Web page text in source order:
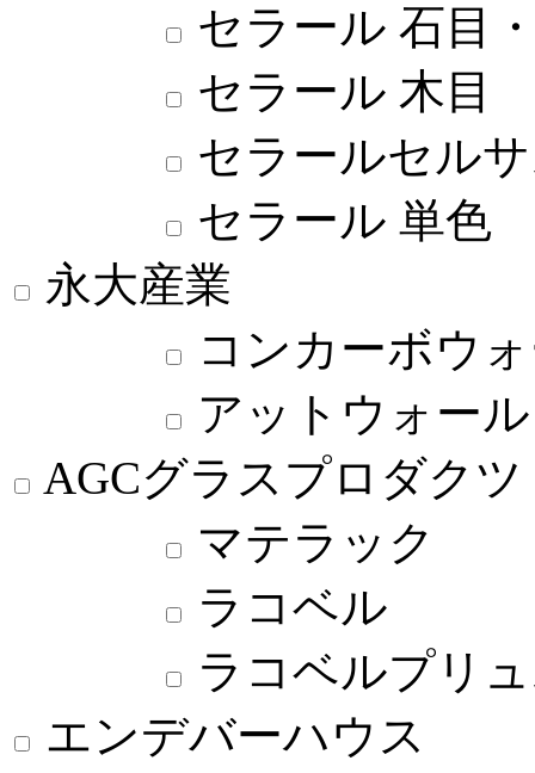
セラール 石目
セラール 木目
セラールセル
セラール 単色
永大産業
コンカーボウ
アットウォー
AGCグラスプロダクツ
マテラック
ラコベル
ラコベルプリ
エンデバーハウス